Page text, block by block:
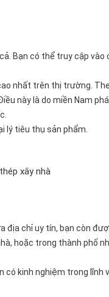
Bạn có thể truy cập
nhất trên thị trường.
này là do miền Nam
lý tiêu thụ sản phẩm.
địa chỉ uy tín, bạn còn
hoặc trong thành phố
kinh nghiệm trong lĩnh